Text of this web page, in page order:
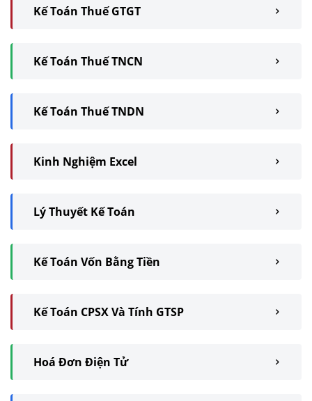
Kế Toán Thuế GTGT
Kế Toán Thuế TNCN
Kế Toán Thuế TNDN
Kinh Nghiệm Excel
Lý Thuyết Kế Toán
Kế Toán Vốn Bằng Tiền
Kế Toán CPSX Và Tính GTSP
Hoá Đơn Điện Tử